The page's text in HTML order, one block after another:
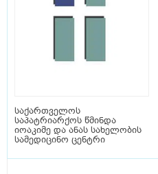
საქართველოს
საპატრიარქოს წმინდა
იოაკიმე და ანას სახელობის
სამედიცინო ცენტრი